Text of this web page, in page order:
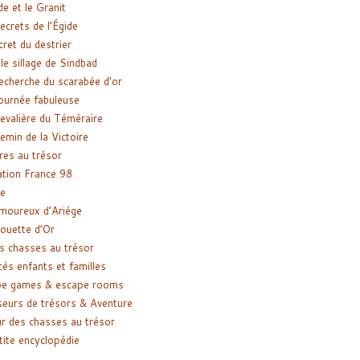
et le Granit
de l’Égide
du destrier
sillage de Sindbad
du scarabée d’or
fabuleuse
du Téméraire
de la Victoire
au trésor
France 98
d’Ariège
d’Or
chasses au trésor
enfants et familles
games & escape rooms
de trésors & Aventure
des chasses au trésor
encyclopédie